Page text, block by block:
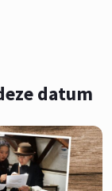
datum